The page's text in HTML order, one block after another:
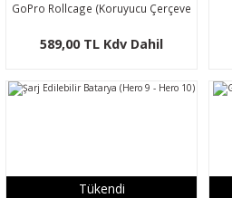
GoPro Rollcage (Koruyucu Çerçeve
Lens)
589,00 TL Kdv Dahil
Tükendi